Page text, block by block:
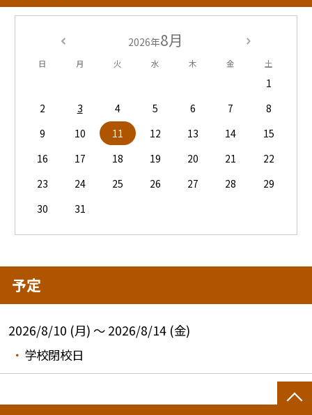
2026年8月
日 月 火 水 木 金 土
1
2
3 4 5 6 7
8
9
10 11 12 13 14
15
16
17 18 19 20 21
22
23
24 25 26 27 28
29
30
31
予定
2026/8/10 (月) ～ 2026/8/14 (金)
学校閉校日